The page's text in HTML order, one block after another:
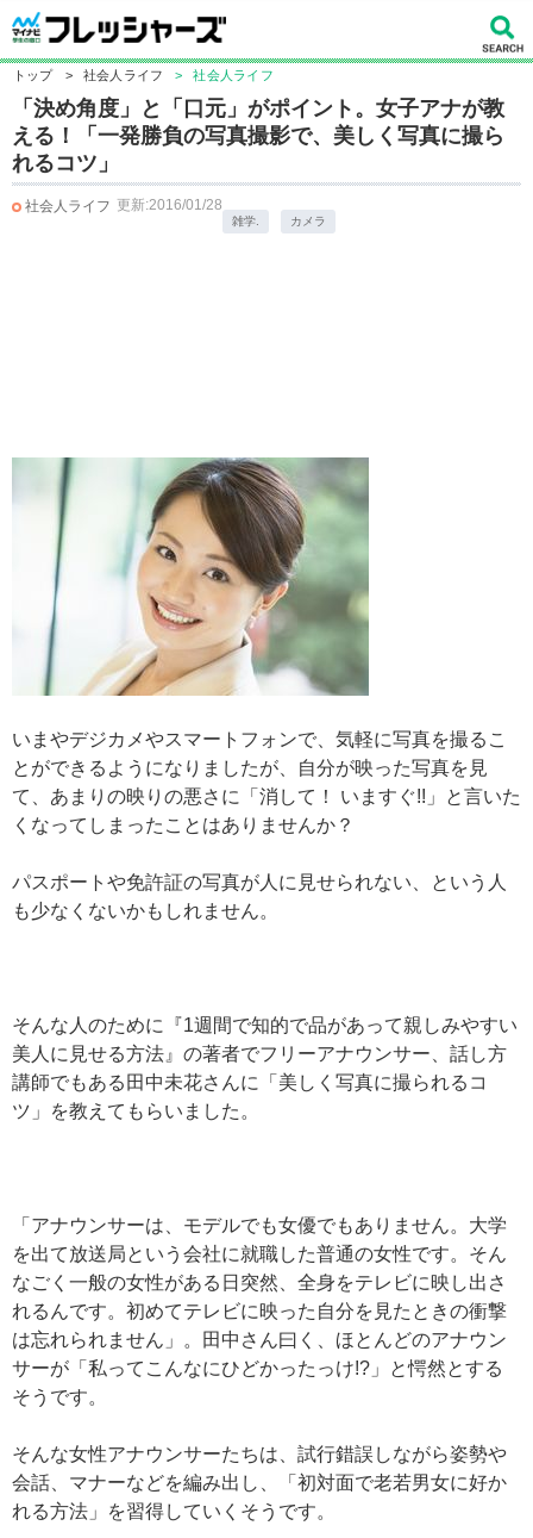
トップ > 社会人ライフ > 社会人ライフ
「決め角度」と「口元」がポイント。女子アナが教
える！「一発勝負の写真撮影で、美しく写真に撮ら
れるコツ」
社会人ライフ 更新:2016/01/28
雑学. カメラ
いまやデジカメやスマートフォンで、気軽に写真を撮るこ
とができるようになりましたが、自分が映った写真を見
て、あまりの映りの悪さに「消して！ いますぐ!!」と言いた
くなってしまったことはありませんか？
パスポートや免許証の写真が人に見せられない、という人
も少なくないかもしれません。
そんな人のために『1週間で知的で品があって親しみやすい
美人に見せる方法』の著者でフリーアナウンサー、話し方
講師でもある田中未花さんに「美しく写真に撮られるコ
ツ」を教えてもらいました。
「アナウンサーは、モデルでも女優でもありません。大学
を出て放送局という会社に就職した普通の女性です。そん
なごく一般の女性がある日突然、全身をテレビに映し出さ
れるんです。初めてテレビに映った自分を見たときの衝撃
は忘れられません」。田中さん曰く、ほとんどのアナウン
サーが「私ってこんなにひどかったっけ!?」と愕然とする
そうです。
そんな女性アナウンサーたちは、試行錯誤しながら姿勢や
会話、マナーなどを編み出し、「初対面で老若男女に好か
れる方法」を習得していくそうです。